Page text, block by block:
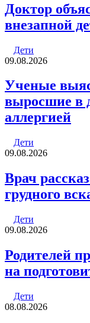
Доктор
внезапной
Дети
09.08.2026
Ученые
выросшие в
аллергией
Дети
09.08.2026
Врач
грудного
Дети
09.08.2026
Родителей
на
Дети
08.08.2026